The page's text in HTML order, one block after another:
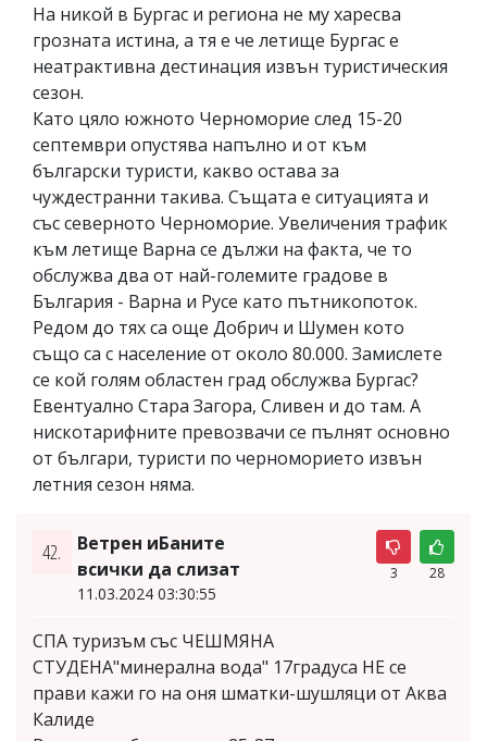
На никой в Бургас и региона не му харесва
грозната истина, а тя е че летище Бургас е
неатрактивна дестинация извън туристическия
сезон.
Като цяло южното Черноморие след 15-20
септември опустява напълно и от към
български туристи, какво остава за
чуждестранни такива. Същата е ситуацията и
със северното Черноморие. Увеличения трафик
към летище Варна се дължи на факта, че то
обслужва два от най-големите градове в
България - Варна и Русе като пътникопоток.
Редом до тях са още Добрич и Шумен кото
също са с население от около 80.000. Замислете
се кой голям областен град обслужва Бургас?
Евентуално Стара Загора, Сливен и до там. А
нискотарифните превозвачи се пълнят основно
от българи, туристи по черноморието извън
летния сезон няма.
42.
Ветрен иБаните
всички да слизат
11.03.2024 03:30:55
3 28
СПА туризъм със ЧЕШМЯНА
СТУДЕНА"минерална вода" 17градуса НЕ се
прави кажи го на оня шматки-шушляци от Аква
Калиде